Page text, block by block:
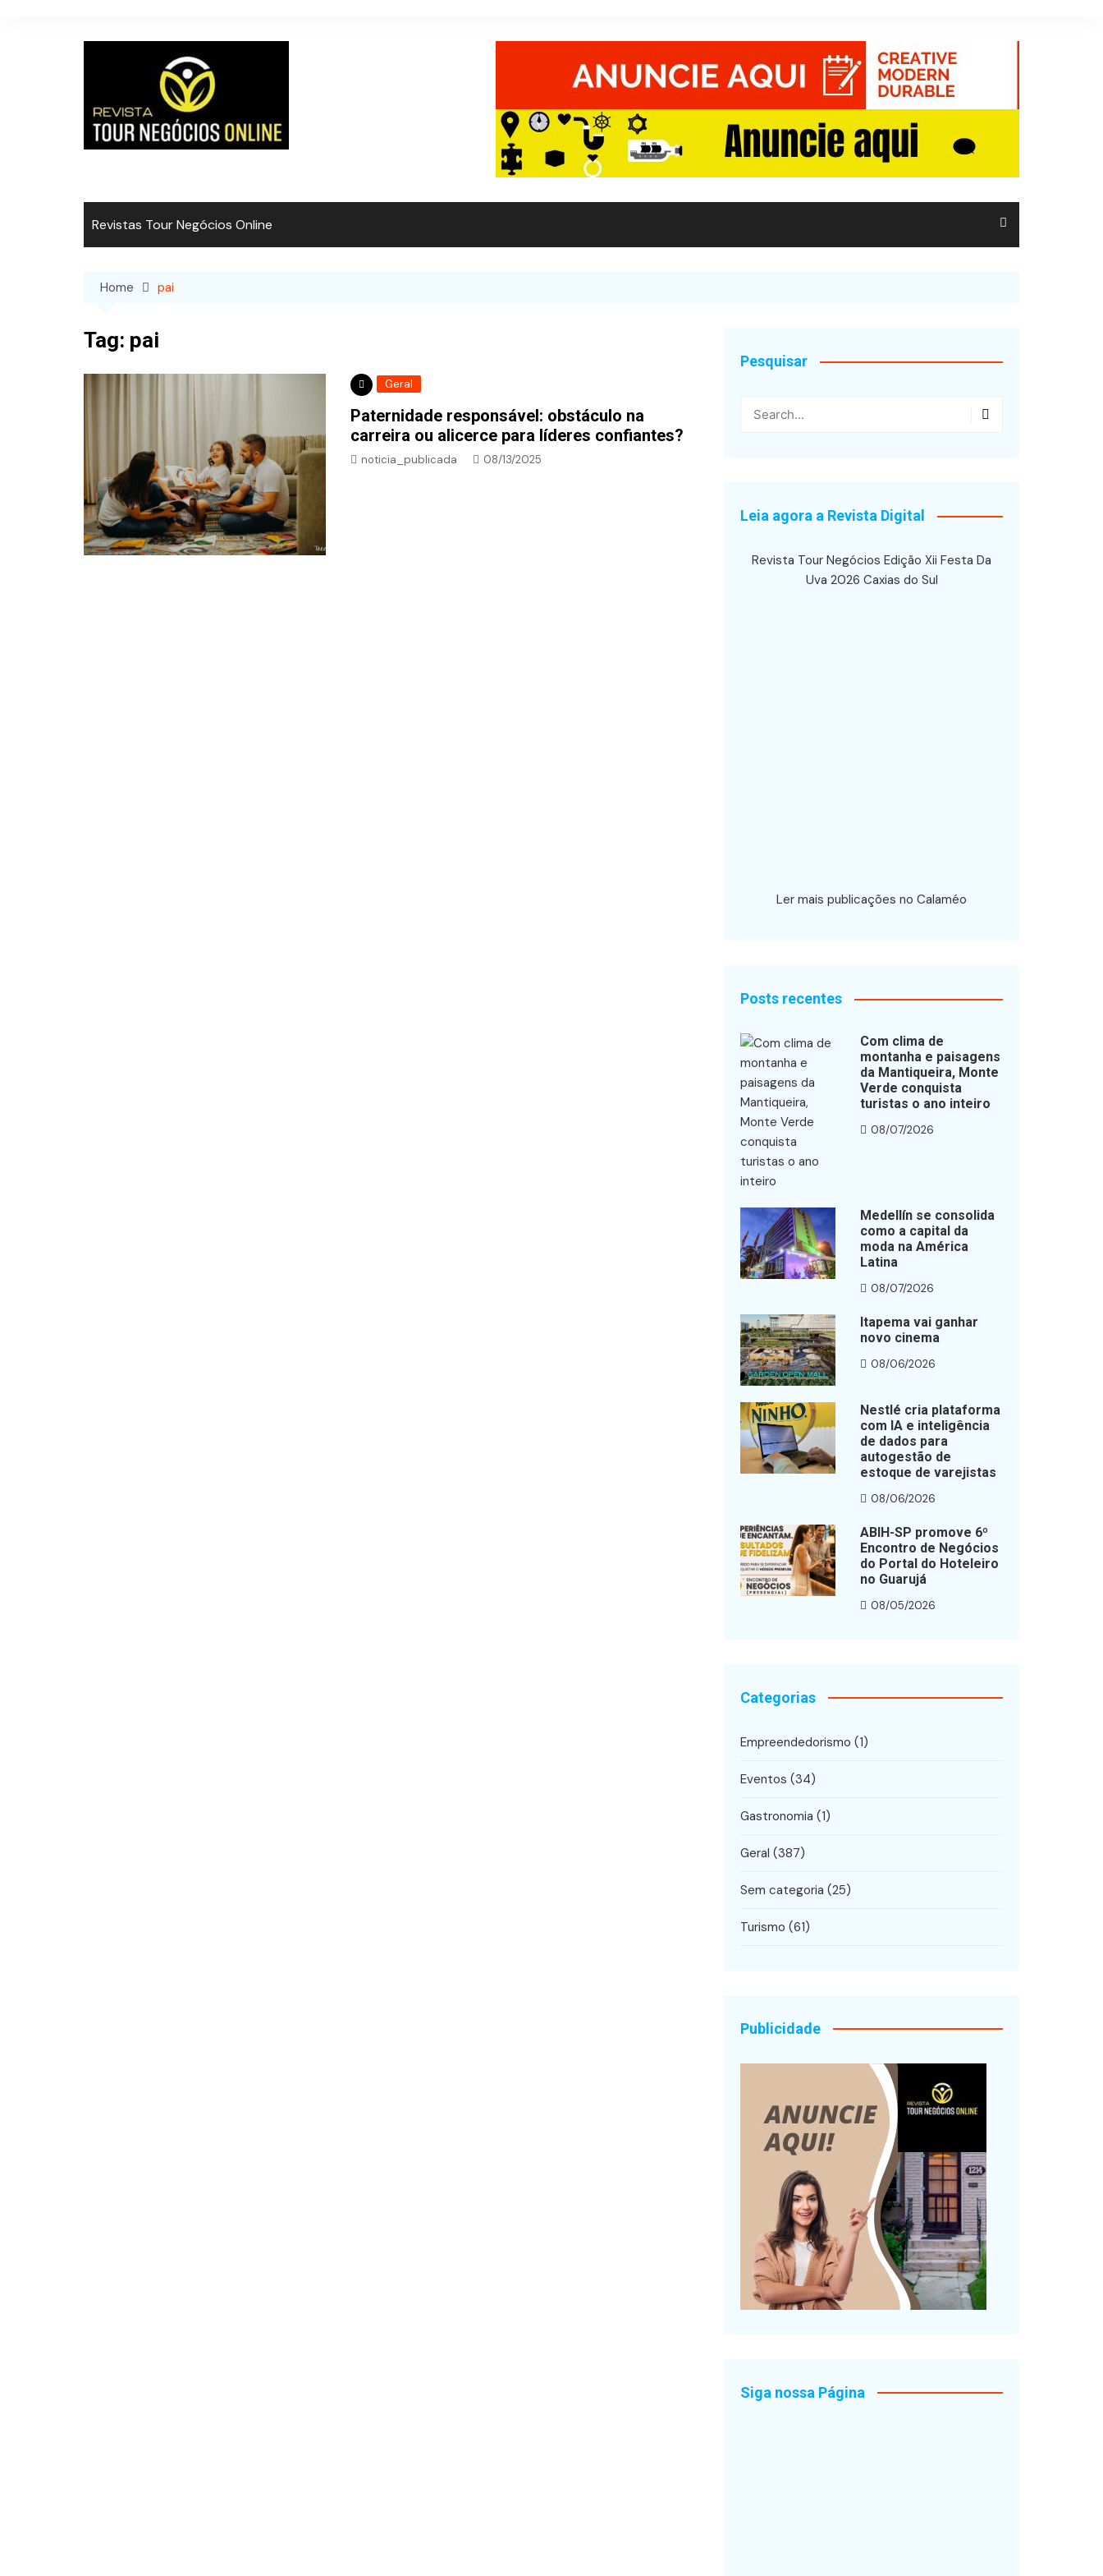
Revistas Tour Negócios Online
Home pai
Tag: pai
Geral
Paternidade responsável: obstáculo na
carreira ou alicerce para líderes confiantes?
noticia_publicada 08/13/2025
Pesquisar
Leia agora a Revista Digital
Revista Tour Negócios Edição Xii Festa Da
Uva 2026 Caxias do Sul
Ler mais publicações no Calaméo
Posts recentes
Com clima de
montanha e paisagens
da Mantiqueira, Monte
Verde conquista
turistas o ano inteiro
08/07/2026
Medellín se consolida
como a capital da
moda na América
Latina
08/07/2026
Itapema vai ganhar
novo cinema
08/06/2026
Nestlé cria plataforma
com IA e inteligência
de dados para
autogestão de
estoque de varejistas
08/06/2026
ABIH-SP promove 6º
Encontro de Negócios
do Portal do Hoteleiro
no Guarujá
08/05/2026
Categorias
Empreendedorismo (1)
Eventos (34)
Gastronomia (1)
Geral (387)
Sem categoria (25)
Turismo (61)
Publicidade
Siga nossa Página